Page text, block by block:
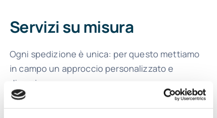
Servizi su misura
Ogni spedizione è unica: per questo mettiamo
in campo un approccio personalizzato e
dinamico.